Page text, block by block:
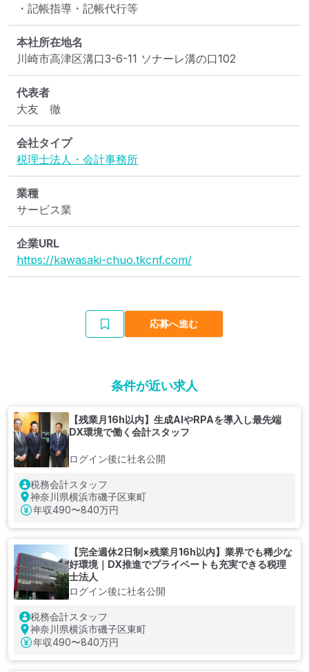
・記帳指導・記帳代行等
本社所在地名
川崎市高津区溝口3-6-11 ソナーレ溝の口102
代表者
大友　徹
会社タイプ
税理士法人・会計事務所
業種
サービス業
企業URL
https://kawasaki-chuo.tkcnf.com/
応募へ進む
条件が近い求人
【残業月16h以内】生成AIやRPAを導入し最先端
DX環境で働く会計スタッフ
ログイン後に社名公開
税務会計スタッフ
神奈川県横浜市磯子区東町
年収490〜840万円
【完全週休2日制×残業月16h以内】業界でも稀少な
好環境｜DX推進でプライベートも充実できる税理
士法人
ログイン後に社名公開
税務会計スタッフ
神奈川県横浜市磯子区東町
年収490〜840万円